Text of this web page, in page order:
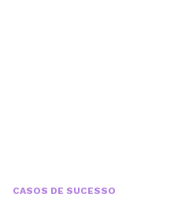
CASOS DE SUCESSO